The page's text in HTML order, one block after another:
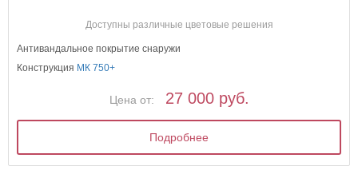
Доступны различные цветовые решения
Антивандальное покрытие снаружи
Конструкция МК 750+
Цена от: 27 000 руб.
Подробнее